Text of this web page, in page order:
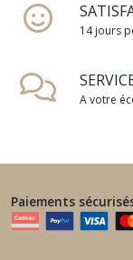
14 jours
A votre
Paiements